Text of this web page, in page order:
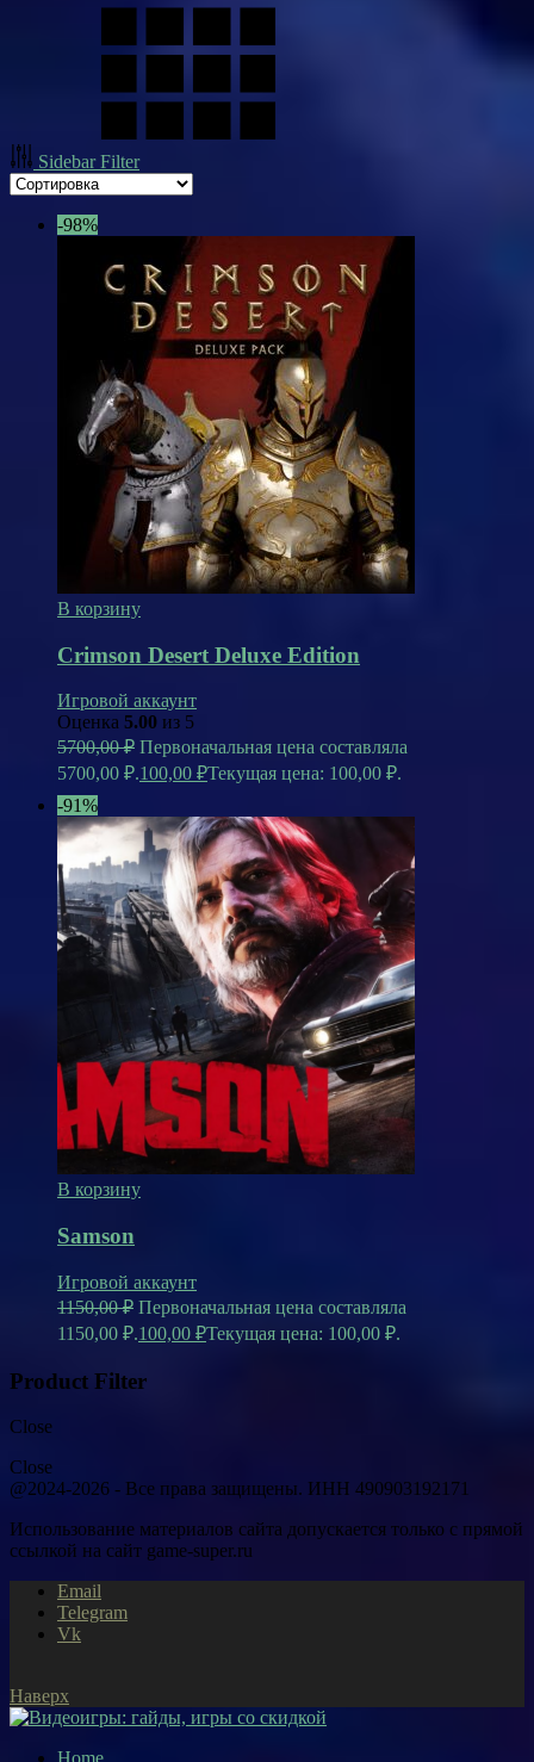
Sidebar Filter
-98%
В корзину
Crimson Desert Deluxe Edition
Игровой аккаунт
Оценка 5.00 из 5
5700,00₽ Первоначальная цена составляла
5700,00 ₽.100,00 ₽Текущая цена: 100,00 ₽.
-91%
В корзину
Samson
Игровой аккаунт
1150,00₽ Первоначальная цена составляла
1150,00 ₽.100,00 ₽Текущая цена: 100,00 ₽.
Product Filter
Close
Close
@2024-2026 - Все права защищены. ИНН 490903192171
Использование материалов сайта допускается только с прямой
ссылкой на сайт game-super.ru
Email
Telegram
Vk
Наверх